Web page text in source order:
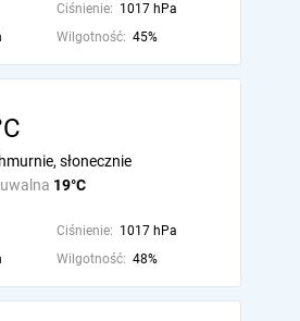
Ciśnienie: 1017 hPa
Wilgotność: 45%
19°C
słonecznie
Ciśnienie: 1017 hPa
Wilgotność: 48%